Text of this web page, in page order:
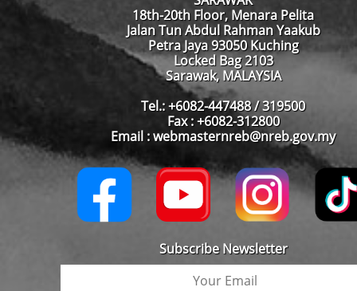
18th-20th Floor, Menara Pelita
Jalan Tun Abdul Rahman Yaakub
Petra Jaya 93050 Kuching
Locked Bag 2103
Sarawak, MALAYSIA
Tel.: +6082-447488 / 319500
Fax : +6082-312800
Email : webmasternreb@nreb.gov.my
Subscribe Newsletter